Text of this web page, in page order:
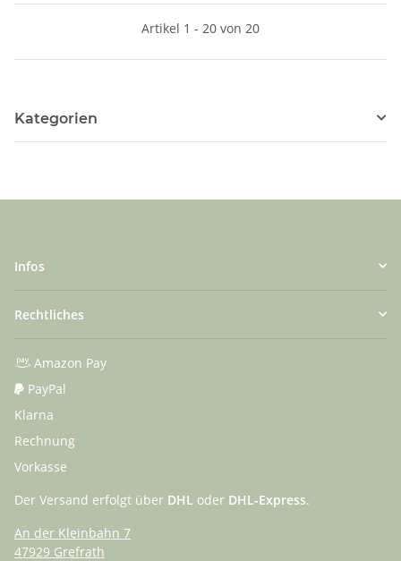
Artikel 1 - 20 von 20
Kategorien
Infos
Rechtliches
Amazon Pay
PayPal
Klarna
Rechnung
Vorkasse
Der Versand erfolgt über DHL oder DHL-Express.
An der Kleinbahn 7
47929 Grefrath